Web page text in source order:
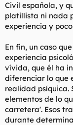
Civil española, y
platillista ni nada
experiencia y
En fin, un caso
experiencia
vívida, que él ha
diferenciar lo que
realidad psíquica.
elementos de lo
carretera'. Esos
durante